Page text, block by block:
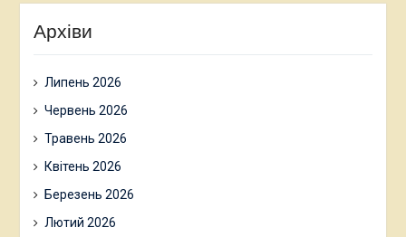
Архіви
Липень 2026
Червень 2026
Травень 2026
Квітень 2026
Березень 2026
Лютий 2026